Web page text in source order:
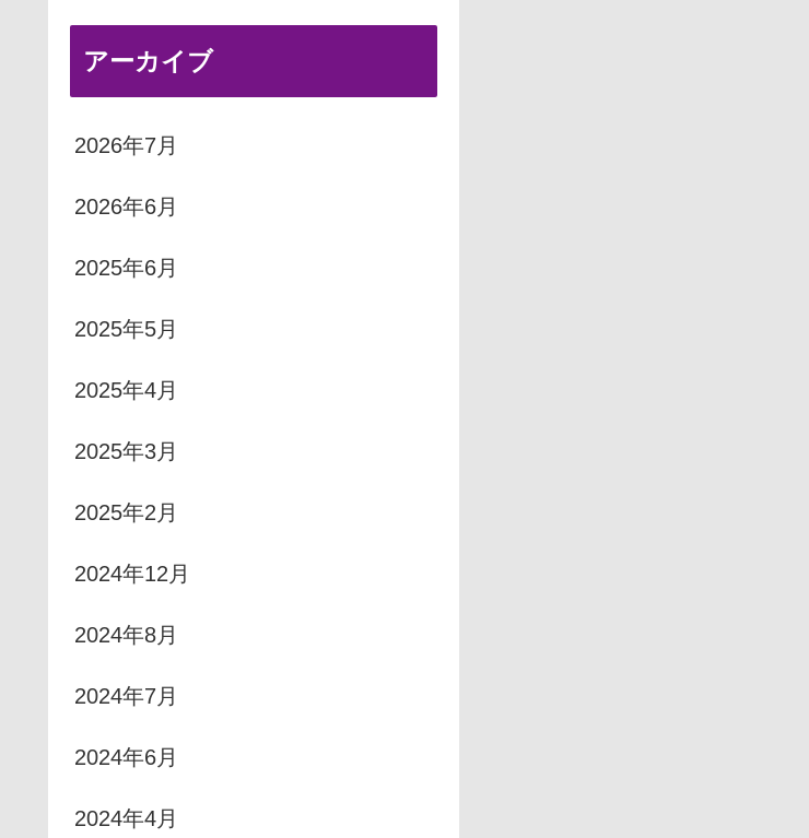
アーカイブ
2026年7月
2026年6月
2025年6月
2025年5月
2025年4月
2025年3月
2025年2月
2024年12月
2024年8月
2024年7月
2024年6月
2024年4月